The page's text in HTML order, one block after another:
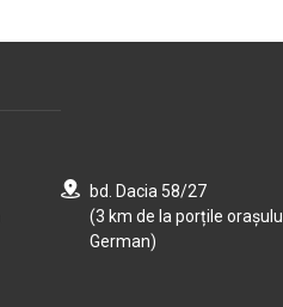
bd. Dacia 58/27
(3 km de la porțile
German)